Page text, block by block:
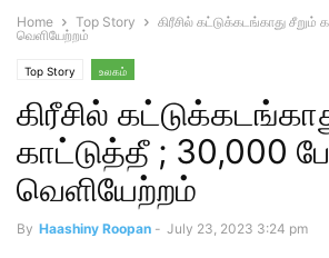
Home Top Story
கிரீசில் கட்டுக்கடங்காது சீறும்
வெளியேற்றம்
Top Story உலகம்
கிரீசில்
காட்டுத்தீ ; 30,000
வெளியேற்றம்
By Haashiny Roopan - July 23, 2023 3:24 pm